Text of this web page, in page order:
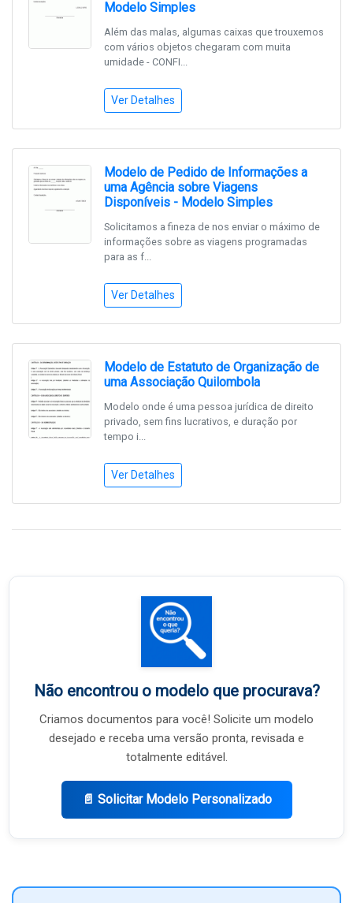
Modelo Simples
Além das malas, algumas caixas que trouxemos
com vários objetos chegaram com muita
umidade - CONFI...
Ver Detalhes
Modelo de Pedido de Informações a
uma Agência sobre Viagens
Disponíveis - Modelo Simples
Solicitamos a fineza de nos enviar o máximo de
informações sobre as viagens programadas
para as f...
Ver Detalhes
Modelo de Estatuto de Organização de
uma Associação Quilombola
Modelo onde é uma pessoa jurídica de direito
privado, sem fins lucrativos, e duração por
tempo i...
Ver Detalhes
Não encontrou o modelo que procurava?
Criamos documentos para você! Solicite um modelo
desejado e receba uma versão pronta, revisada e
totalmente editável.
📄 Solicitar Modelo Personalizado